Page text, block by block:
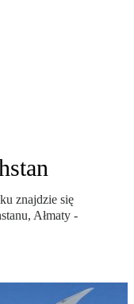
znajdzie się
Ałmaty -